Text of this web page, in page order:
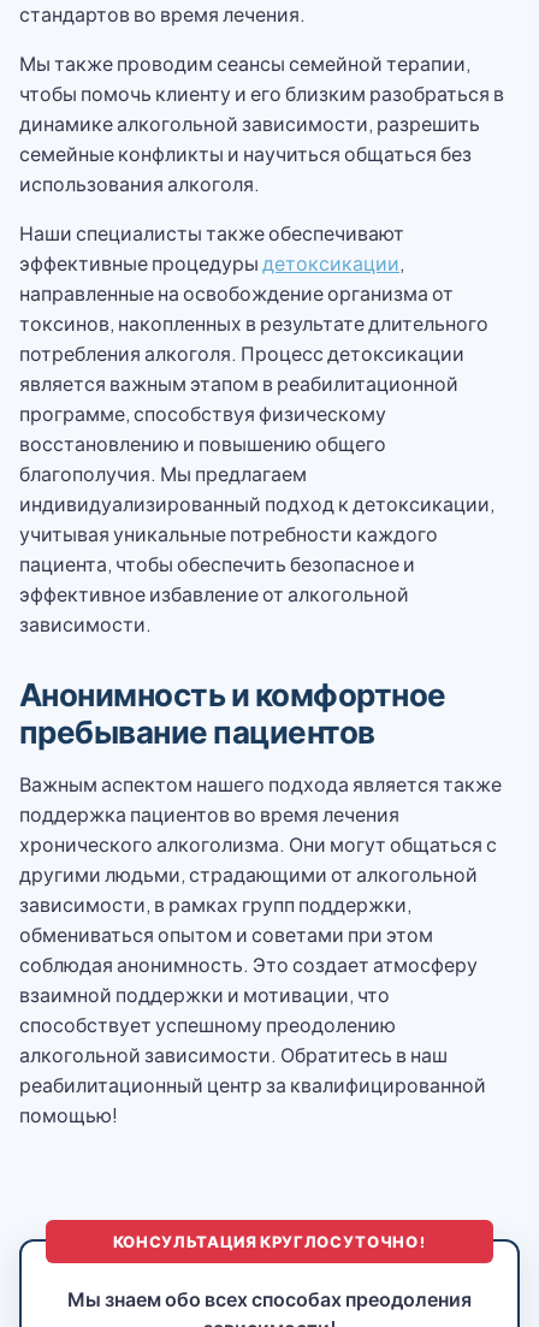
стандартов во время лечения.
Мы также проводим сеансы семейной терапии,
чтобы помочь клиенту и его близким разобраться в
динамике алкогольной зависимости, разрешить
семейные конфликты и научиться общаться без
использования алкоголя.
Наши специалисты также обеспечивают
эффективные процедурыдетоксикации,
направленные на освобождение организма от
токсинов, накопленных в результате длительного
потребления алкоголя. Процесс детоксикации
является важным этапом в реабилитационной
программе, способствуя физическому
восстановлению и повышению общего
благополучия. Мы предлагаем
индивидуализированный подход к детоксикации,
учитывая уникальные потребности каждого
пациента, чтобы обеспечить безопасное и
эффективное избавление от алкогольной
зависимости.
Анонимность и комфортное
пребывание пациентов
Важным аспектом нашего подхода является также
поддержка пациентов во время лечения
хронического алкоголизма. Они могут общаться с
другими людьми, страдающими от алкогольной
зависимости, в рамках групп поддержки,
обмениваться опытом и советами при этом
соблюдая анонимность. Это создает атмосферу
взаимной поддержки и мотивации, что
способствует успешному преодолению
алкогольной зависимости. Обратитесь в наш
реабилитационный центр за квалифицированной
помощью!
КОНСУЛЬТАЦИЯ КРУГЛОСУТОЧНО!
Мы знаем обо всех способах преодоления